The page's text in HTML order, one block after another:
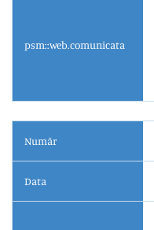
psm::web.comunicata
Număr
Data